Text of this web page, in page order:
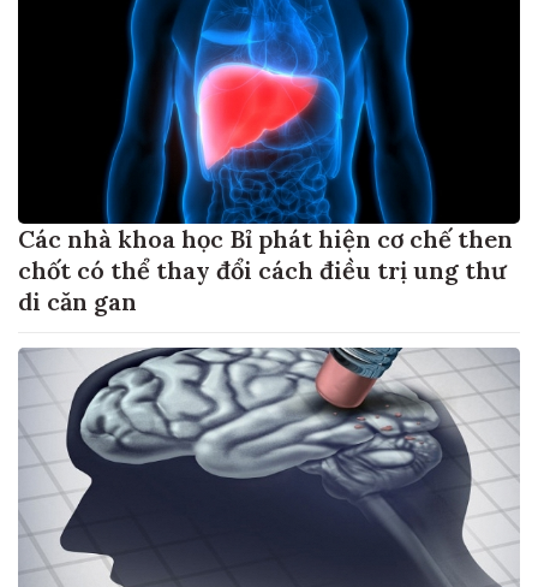
Các nhà khoa học Bỉ phát hiện cơ chế then
chốt có thể thay đổi cách điều trị ung thư
di căn gan